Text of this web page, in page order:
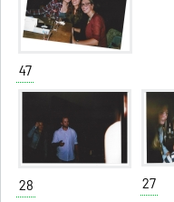
47
28 27